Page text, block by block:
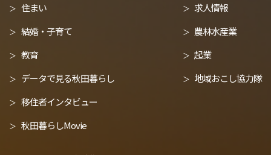
住まい
結婚・子育て
教育
データで見る秋田暮らし
移住者インタビュー
秋田暮らしMovie
求人情報
農林水産業
起業
地域おこし協力隊